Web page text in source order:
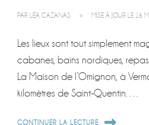
PAR LÉA CAZANAS MISE À JOUR LE 16
Les lieux sont tout simplement
cabanes, bains nordiques,
La Maison de l’Omignon, à
kilomètres de Saint-Quentin. …
CONTINUER LA LECTURE